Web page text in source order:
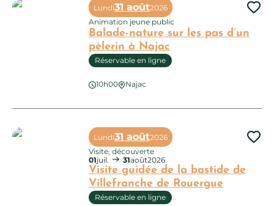
Balade-nature sur les pas d’un
pèlerin à Najac
Réservable en ligne
10h00 Najac
Lundi31 août2026
Animation jeune public
Balade-nature sur les pas d’un pèlerin à Najac
Visite guidée de la bastide de
Villefranche de Rouergue
Réservable en ligne
Lundi31 août2026
Visite, découverte
01juil. 31août2026